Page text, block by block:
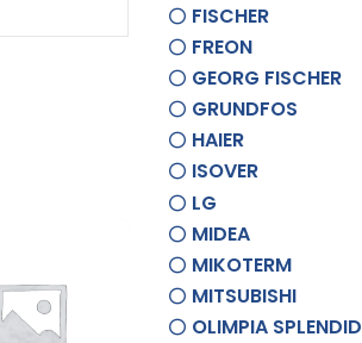
FISCHER
FREON
GEORG FISCHER
GRUNDFOS
HAIER
ISOVER
LG
MIDEA
MIKOTERM
MITSUBISHI
OLIMPIA SPLENDID